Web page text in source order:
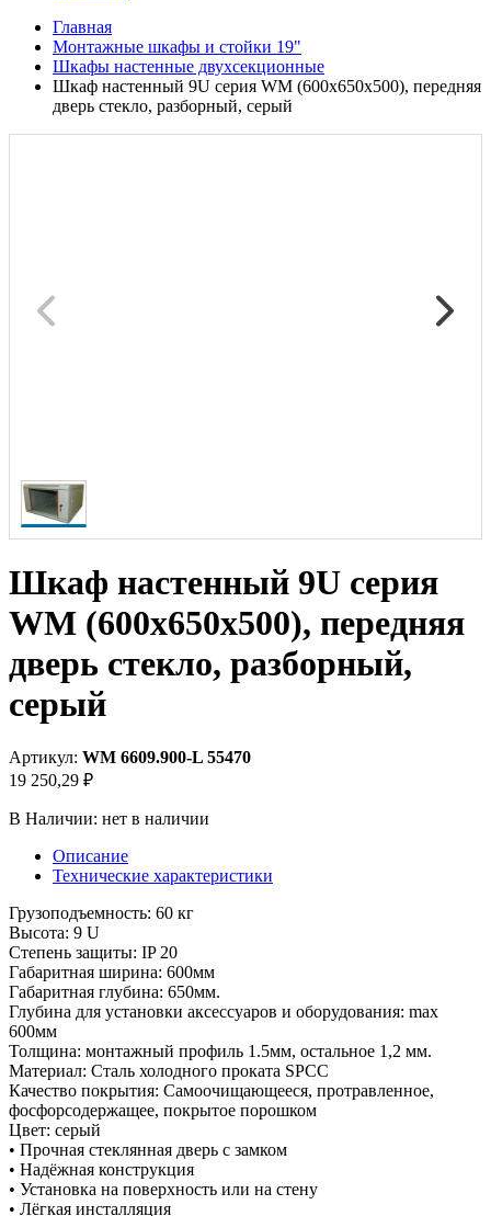
Главная
Монтажные шкафы и стойки 19"
Шкафы настенные двухсекционные
Шкаф настенный 9U серия WM (600х650х500), передняя
дверь стекло, разборный, серый
Шкаф настенный 9U серия
WM (600х650х500), передняя
дверь стекло, разборный,
серый
Артикул: WM 6609.900-L 55470
19 250,29 ₽
В Наличии: нет в наличии
Описание
Технические характеристики
Грузоподъемность: 60 кг
Высота: 9 U
Степень защиты: IP 20
Габаритная ширина: 600мм
Габаритная глубина: 650мм.
Глубина для установки аксессуаров и оборудования: max
600мм
Толщина: монтажный профиль 1.5мм, остальное 1,2 мм.
Материал: Сталь холодного проката SPCC
Качество покрытия: Самоочищающееся, протравленное,
фосфорсодержащее, покрытое порошком
Цвет: серый
• Прочная стеклянная дверь с замком
• Надёжная конструкция
• Установка на поверхность или на стену
• Лёгкая инсталляция